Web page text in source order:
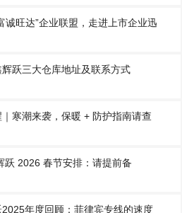
诚旺达”企业联盟，走进上市企业迅
跃三大仓库地址及联系方式
寒潮来袭，保暖 + 防护指南请查
跃 2026 春节安排：请提前备
年度回顾：菲律宾专线的速度